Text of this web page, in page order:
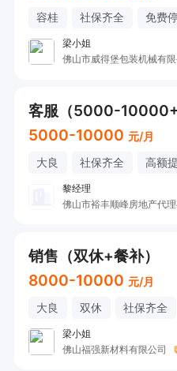
容桂 社保齐全 免费
梁小姐
佛山市威得堡包装机械有限
客服（5000-10000+
5000-10000 元/月
大良 社保齐全 高额
黎经理
佛山市裕丰顺峰房地产代
销售（双休+餐补）
8000-10000 元/月
大良 双休 社保齐全
梁小姐
佛山福强新材料有限公司